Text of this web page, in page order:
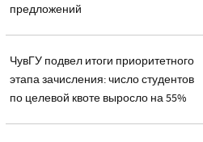
предложений
ЧувГУ подвел итоги приоритетного
этапа зачисления: число студентов
по целевой квоте выросло на 55%